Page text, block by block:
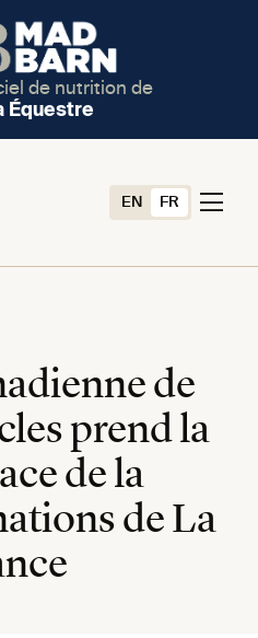
de nutrition de
Équestre
EN FR
de
prend la
de la
de La